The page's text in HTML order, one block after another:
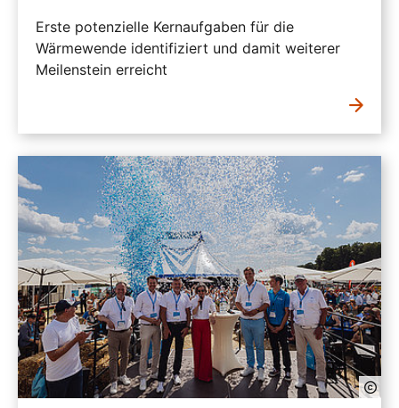
Erste potenzielle Kernaufgaben für die
Wärmewende identifiziert und damit weiterer
Meilenstein erreicht